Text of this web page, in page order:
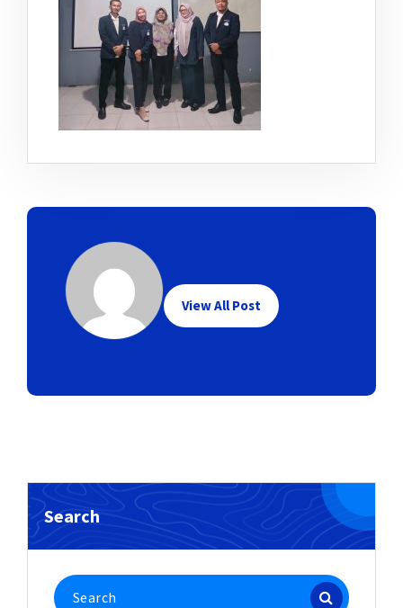
View All Post
Search
Search